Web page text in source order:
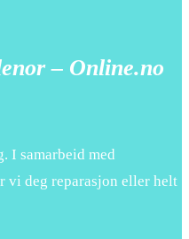
– Online.no
samarbeid med
vi deg reparasjon eller helt